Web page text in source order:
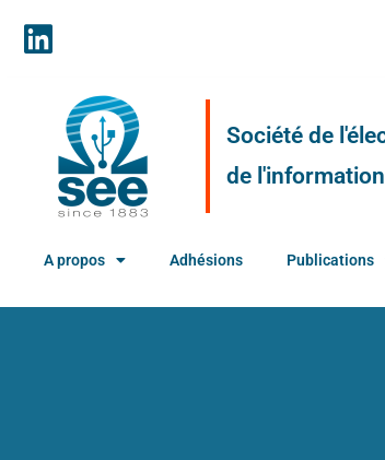
Société de
de
A propos Adhésions Publications